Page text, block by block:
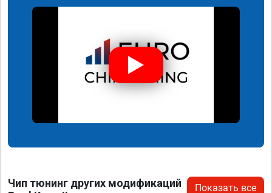
Чип тюнинг других модификаций
Показать все